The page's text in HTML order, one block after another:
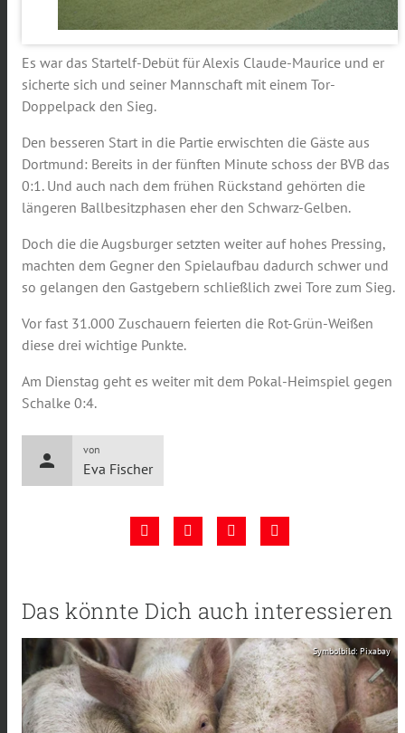
Es war das Startelf-Debüt für Alexis Claude-Maurice und er
sicherte sich und seiner Mannschaft mit einem Tor-
Doppelpack den Sieg.
Den besseren Start in die Partie erwischten die Gäste aus
Dortmund: Bereits in der fünften Minute schoss der BVB das
0:1. Und auch nach dem frühen Rückstand gehörten die
längeren Ballbesitzphasen eher den Schwarz-Gelben.
Doch die die Augsburger setzten weiter auf hohes Pressing,
machten dem Gegner den Spielaufbau dadurch schwer und
so gelangen den Gastgebern schließlich zwei Tore zum Sieg.
Vor fast 31.000 Zuschauern feierten die Rot-Grün-Weißen
diese drei wichtige Punkte.
Am Dienstag geht es weiter mit dem Pokal-Heimspiel gegen
Schalke 0:4.
person
von
Eva Fischer
Das könnte Dich auch interessieren
Symbolbild: Pixabay